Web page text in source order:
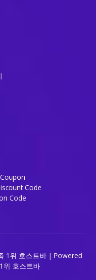
Code
Code
1위 호스트바 | Powered
위 호스트바